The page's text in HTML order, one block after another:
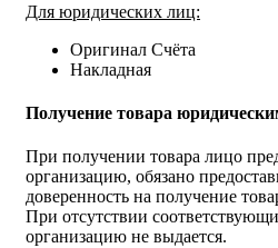
Для юридических лиц:
Оригинал Счёта
Накладная
Получение товара
При получении товара лицо
организацию, обязано
доверенность на получение
При отсутствии
организацию не выдается.